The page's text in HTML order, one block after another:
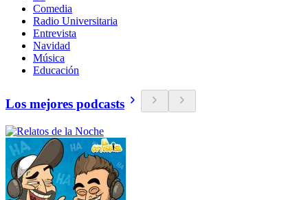
Comedia
Radio Universitaria
Entrevista
Navidad
Música
Educación
Los mejores podcasts